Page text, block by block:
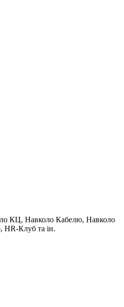
КЦ, Навколо Кабелю, Навколо
HR-Клуб та ін.